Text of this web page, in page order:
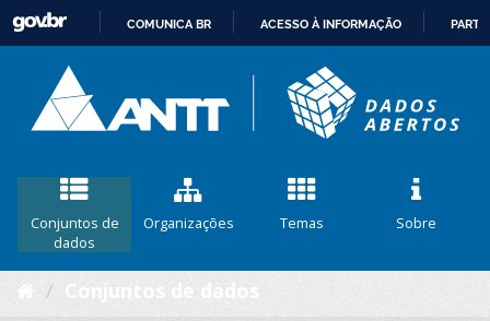
CONTEÚDO
COMUNICA BR ACESSO À INFORMAÇÃO
Conjuntos de
dados
Organizações Temas Sobre